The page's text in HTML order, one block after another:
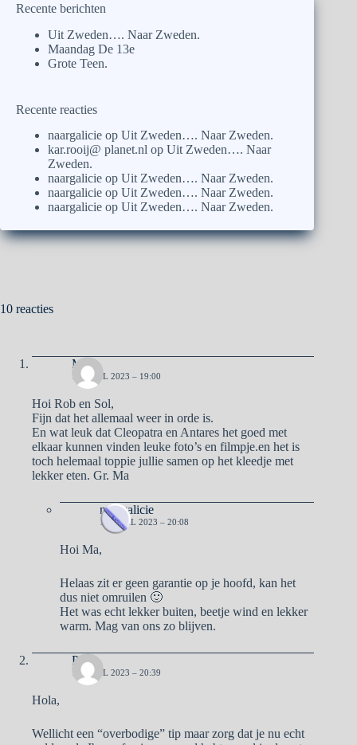
Recente berichten
Uit Zweden…. Naar Zweden.
Maandag De 13e
Grote Teen.
Recente reacties
naargalicie op Uit Zweden…. Naar Zweden.
kar.rooij@ planet.nl op Uit Zweden…. Naar
Zweden.
naargalicie op Uit Zweden…. Naar Zweden.
naargalicie op Uit Zweden…. Naar Zweden.
naargalicie op Uit Zweden…. Naar Zweden.
10 reacties
Ma
16 APRIL 2023 – 19:00
Hoi Rob en Sol,
Fijn dat het allemaal weer in orde is.
En wat leuk dat Cleopatra en Antares het goed met
elkaar kunnen vinden leuke foto’s en filmpje.en het is
toch helemaal toppie jullie samen op het kleedje met
lekker eten. Gr. Ma
naargalicie
16 APRIL 2023 – 20:08
Hoi Ma,
Helaas zit er geen garantie op je hoofd, kan het
dus niet omruilen 🙂
Het was echt lekker buiten, beetje wind en lekker
warm. Mag van ons zo blijven.
Pa
16 APRIL 2023 – 20:39
Hola,
Wellicht een “overbodige” tip maar zorg dat je nu echt